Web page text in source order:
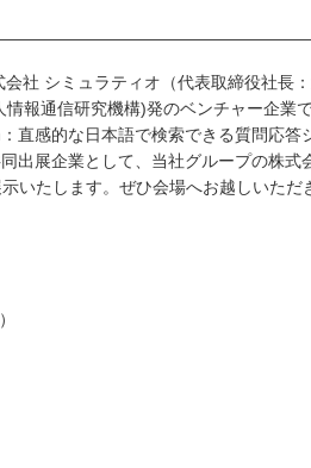
社 シミュラティオ（代表取締役社
報通信研究機構)発のベンチャー企
直感的な日本語で検索できる質問応
出展企業として、当社グループの株
いたします。ぜひ会場へお越しいただ